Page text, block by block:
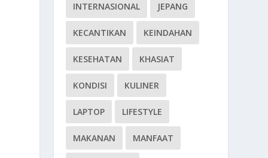
INTERNASIONAL JEPANG
KECANTIKAN KEINDAHAN
KESEHATAN KHASIAT
KONDISI KULINER
LAPTOP LIFESTYLE
MAKANAN MANFAAT